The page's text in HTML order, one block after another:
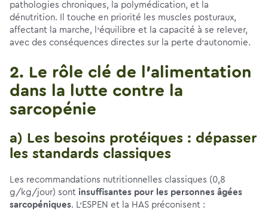
pathologies chroniques, la polymédication, et la
dénutrition. Il touche en priorité les muscles posturaux,
affectant la marche, l'équilibre et la capacité à se relever,
avec des conséquences directes sur la perte d'autonomie.
2. Le rôle clé de l’alimentation
dans la lutte contre la
sarcopénie
a) Les besoins protéiques : dépasser
les standards classiques
Les recommandations nutritionnelles classiques (0,8
g/kg/jour) sont insuffisantes pour les personnes âgées
sarcopéniques. L’ESPEN et la HAS préconisent :